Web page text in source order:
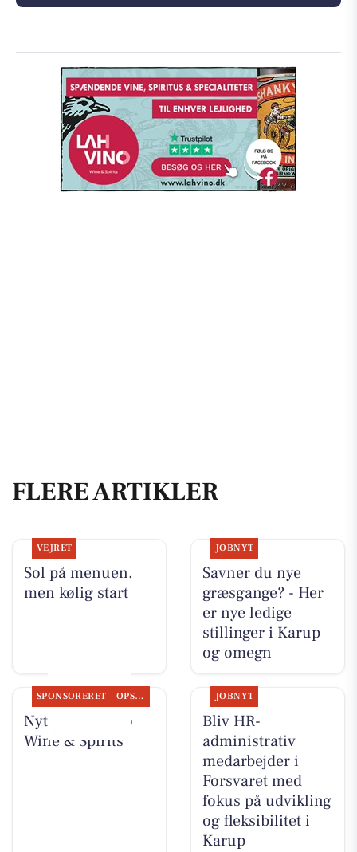
FLERE ARTIKLER
VEJRET
Sol på menuen,
men kølig start
JOBNYT
Savner du nye
græsgange? - Her
er nye ledige
stillinger i Karup
og omegn
SPONSORERET OPSLAGSTAVLEN
Nyt fra Lahvino
Wine & Spirits
JOBNYT
Bliv HR-
administrativ
medarbejder i
Forsvaret med
fokus på udvikling
og fleksibilitet i
Karup